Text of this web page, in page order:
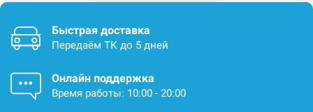
Быстрая доставка
Передаём ТК до 5 дней
Онлайн поддержка
Время работы: 10:00 - 20:00